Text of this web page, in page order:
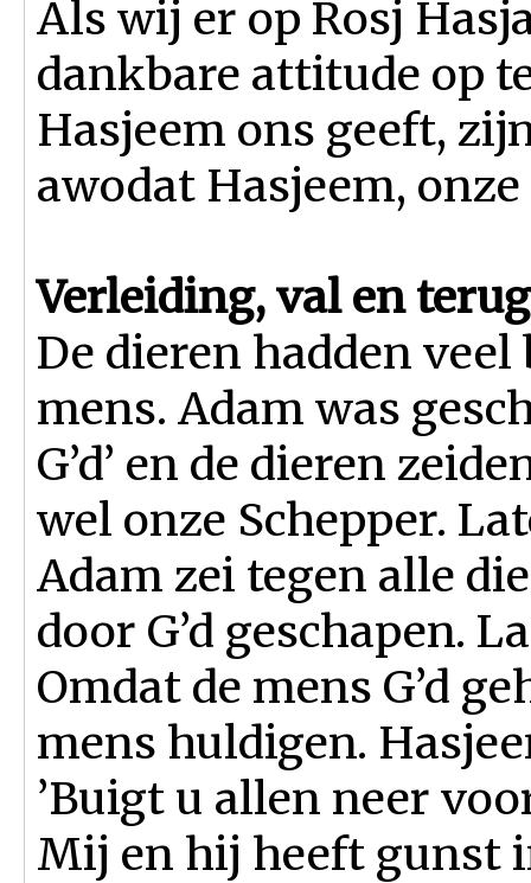
Als wij er op Rosj
dankbare attitude op
Hasjeem ons geeft,
awodat Hasjeem,
Verleiding, val en
De dieren hadden
mens. Adam was
G’d’ en de dieren
wel onze Schepper.
Adam zei tegen alle
door G’d geschapen.
Omdat de mens G’d
mens huldigen.
’Buigt u allen neer
Mij en hij heeft gunst